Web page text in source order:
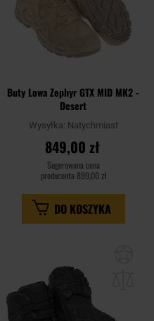
Buty Lowa Zephyr GTX MID MK2 -
Desert
Wysyłka: Natychmiast
849,00 zł
Sugerowana cena
producenta 899,00 zł
DO KOSZYKA